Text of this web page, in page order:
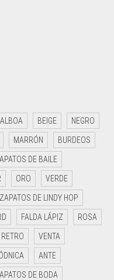
BEIGE NEGRO
MARRÓN BURDEOS
DE BAILE
ORO VERDE
ZAPATOS DE LINDY HOP
FALDA LÁPIZ ROSA
VENTA
ANTE
DE BODA